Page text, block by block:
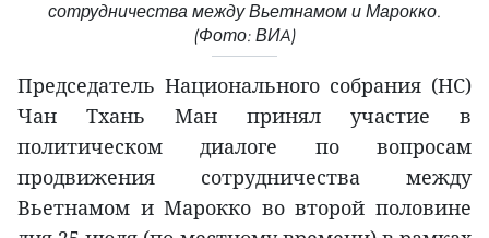
сотрудничества между Вьетнамом и Марокко.
(Фото: ВИA)
Председатель Национального собрания (НС)
Чан Тхань Ман принял участие в
политическом диалоге по вопросам
продвижения сотрудничества между
Вьетнамом и Марокко во второй половине